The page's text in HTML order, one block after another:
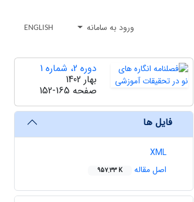
ورود به سامانه ENGLISH
دوره 2، شماره 1
بهار 1402
صفحه 152-165
فایل ها
XML
اصل مقاله
957.33 K